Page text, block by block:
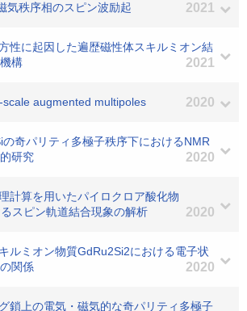
気秩序相のスピン波励起 2021
性に起因した遍歴磁性体スキルミオン結
構
2021
scale augmented multipoles 2020
奇パリティ多極子秩序下におけるNMR
研究
2020
計算を用いたパイロクロア酸化物
スピン軌道結合現象の解析
2020
ルミオン物質GdRu2Si2における電子状
関係
2020
鎖上の電気・磁気的な奇パリティ多極子